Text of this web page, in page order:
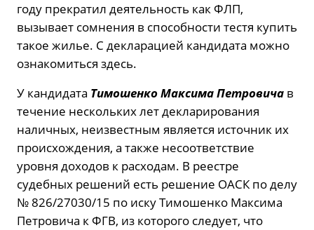
году прекратил деятельность как ФЛП,
вызывает сомнения в способности тестя купить
такое жилье. С декларацией кандидата можно
ознакомиться здесь.
У кандидата Тимошенко Максима Петровича в
течение нескольких лет декларирования
наличных, неизвестным является источник их
происхождения, а также несоответствие
уровня доходов к расходам. В реестре
судебных решений есть решение ОАСК по делу
№ 826/27030/15 по иску Тимошенко Максима
Петровича к ФГВ, из которого следует, что